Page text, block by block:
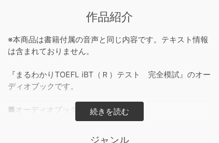
作品紹介
※本商品は書籍付属の音声と同じ内容です。テキスト情報
は含まれておりません。
『まるわかりTOEFL iBT（Ｒ）テスト 完全模試』のオー
ディオブックです。
■オーディオブックの内容■
模擬試験の音声および正解・解説のスピーキングの解答例
ジャンル